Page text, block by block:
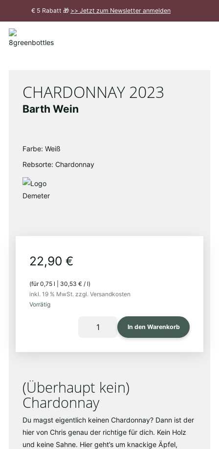
€ 5 Rabatt 🎁 >> Jetzt zum Newsletter anmelden
Meldung
CHARDONNAY 2023
Barth Wein
Farbe: Weiß
Rebsorte: Chardonnay
22,90 €
(für0,75 l 30,53 € / l)
inkl. 19 % MwSt. zzgl. Versandkosten
Vorrätig
CHARDONNAY
In den Warenkorb
(Überhaupt kein)
Chardonnay
Du magst eigentlich keinen Chardonnay? Dann ist der
hier von Chris genau der richtige für dich. Kein Holz
und keine Sahne. Hier geht’s um knackige Äpfel,